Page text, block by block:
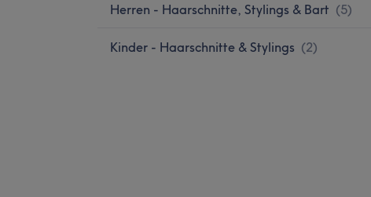
Herren - Haarschnitte, Stylings & Bart (5)
Kinder - Haarschnitte & Stylings (2)